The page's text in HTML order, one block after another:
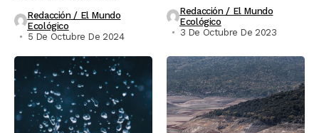
Redacción / El Mundo
Ecológico
5 De Octubre De 2024
Redacción / El Mundo
Ecológico
3 De Octubre De 2023